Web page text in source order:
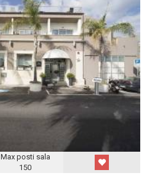
Max posti sala
150